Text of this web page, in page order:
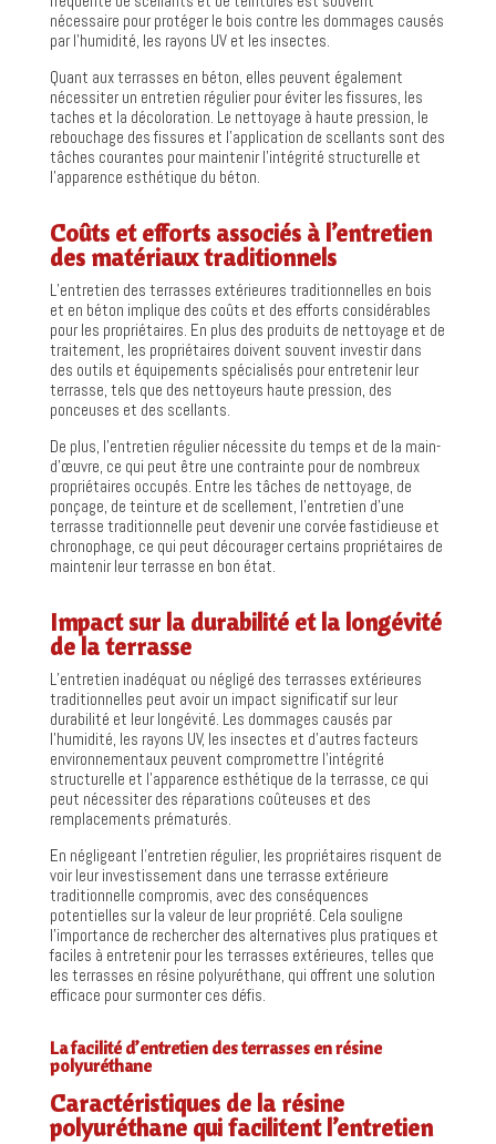
nécessaire pour protéger le bois contre les dommages causés
par l’humidité, les rayons UV et les insectes.
Quant aux terrasses en béton, elles peuvent également
nécessiter un entretien régulier pour éviter les fissures, les
taches et la décoloration. Le nettoyage à haute pression, le
rebouchage des fissures et l’application de scellants sont des
tâches courantes pour maintenir l’intégrité structurelle et
l’apparence esthétique du béton.
Coûts et efforts associés à l’entretien
des matériaux traditionnels
L’entretien des terrasses extérieures traditionnelles en bois
et en béton implique des coûts et des efforts considérables
pour les propriétaires. En plus des produits de nettoyage et de
traitement, les propriétaires doivent souvent investir dans
des outils et équipements spécialisés pour entretenir leur
terrasse, tels que des nettoyeurs haute pression, des
ponceuses et des scellants.
De plus, l’entretien régulier nécessite du temps et de la main-
d’œuvre, ce qui peut être une contrainte pour de nombreux
propriétaires occupés. Entre les tâches de nettoyage, de
ponçage, de teinture et de scellement, l’entretien d’une
terrasse traditionnelle peut devenir une corvée fastidieuse et
chronophage, ce qui peut décourager certains propriétaires de
maintenir leur terrasse en bon état.
Impact sur la durabilité et la longévité
de la terrasse
L’entretien inadéquat ou négligé des terrasses extérieures
traditionnelles peut avoir un impact significatif sur leur
durabilité et leur longévité. Les dommages causés par
l’humidité, les rayons UV, les insectes et d’autres facteurs
environnementaux peuvent compromettre l’intégrité
structurelle et l’apparence esthétique de la terrasse, ce qui
peut nécessiter des réparations coûteuses et des
remplacements prématurés.
En négligeant l’entretien régulier, les propriétaires risquent de
voir leur investissement dans une terrasse extérieure
traditionnelle compromis, avec des conséquences
potentielles sur la valeur de leur propriété. Cela souligne
l’importance de rechercher des alternatives plus pratiques et
faciles à entretenir pour les terrasses extérieures, telles que
les terrasses en résine polyuréthane, qui offrent une solution
efficace pour surmonter ces défis.
La facilité d’entretien des terrasses en résine
polyuréthane
Caractéristiques de la résine
polyuréthane qui facilitent l’entretien